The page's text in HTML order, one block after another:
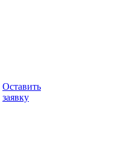
Оставить
заявку